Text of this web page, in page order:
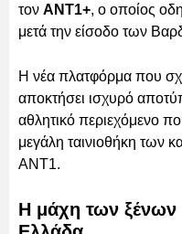
τον ΑΝΤ1+, ο οποίος
μετά την είσοδο των
Η νέα πλατφόρμα που
αποκτήσει ισχυρό
αθλητικό περιεχόμενο
μεγάλη ταινιοθήκη των
ΑΝΤ1.
Η μάχη των